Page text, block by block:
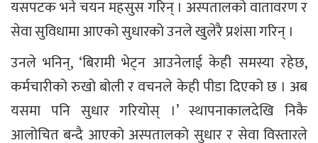
यसपटक भने चयन महसुस गरिन् । अस्पतालको वातावरण र
सेवा सुविधामा आएको सुधारको उनले खुलेरै प्रशंसा गरिन् ।
उनले भनिन्, ‘बिरामी भेट्न आउनेलाई केही समस्या रहेछ,
कर्मचारीको रुखो बोली र वचनले केही पीडा दिएको छ । अब
यसमा पनि सुधार गरियोस् ।’ स्थापनाकालदेखि निकै
आलोचित बन्दै आएको अस्पतालको सुधार र सेवा विस्तारले